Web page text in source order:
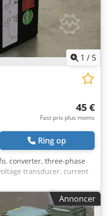
1 / 5
45 €
Fast pris plus moms
Ring op
converter, three-phase
transducer, current
Terf - Fabrikat: Ritz,
104/1 - Pris: pr. stk. -
H140 mm - Vægt: 2,5
Annoncer